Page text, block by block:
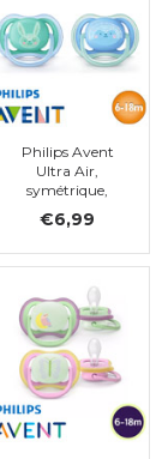
Philips Avent
Ultra Air,
symétrique,
silicone, taille 2
€6,99